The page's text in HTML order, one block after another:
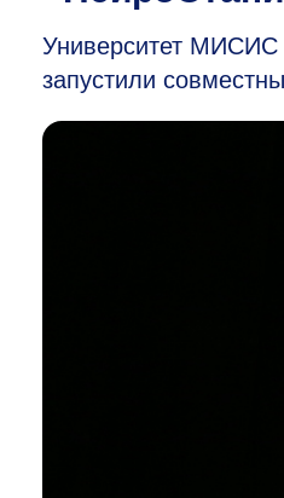
Университет МИСИС
запустили